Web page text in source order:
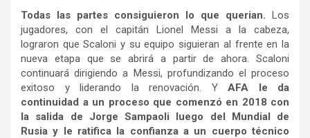
Todas las partes consiguieron lo que querian. Los
jugadores, con el capitán Lionel Messi a la cabeza,
lograron que Scaloni y su equipo siguieran al frente en la
nueva etapa que se abrirá a partir de ahora. Scaloni
continuará dirigiendo a Messi, profundizando el proceso
exitoso y liderando la renovación. Y AFA le da
continuidad a un proceso que comenzó en 2018 con
la salida de Jorge Sampaoli luego del Mundial de
Rusia y le ratifica la confianza a un cuerpo técnico